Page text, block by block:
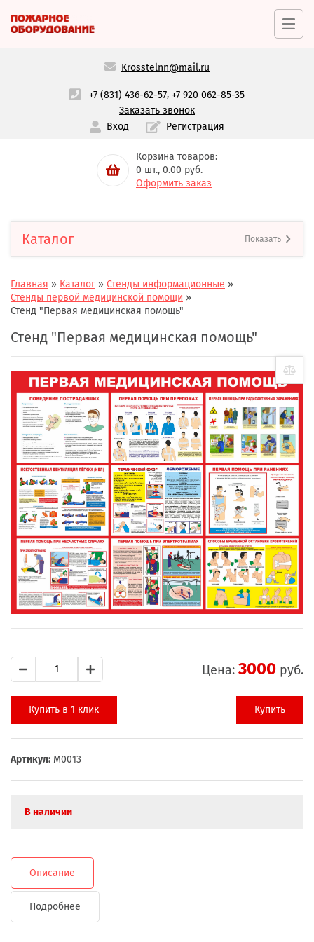
Krosstelnn@mail.ru
+7 (831) 436-62-57,+7 920 062-85-35
Заказать звонок
Вход
Регистрация
Корзина товаров:
0 шт., 0.00 руб.
Оформить заказ
Каталог Показать
Главная » Каталог » Стенды информационные »
Стенды первой медицинской помощи »
Стенд "Первая медицинская помощь"
Стенд "Первая медицинская помощь"
Цена: 3000 руб.
Купить в 1 клик Купить
Артикул: М0013
В наличии
Описание
Подробнее